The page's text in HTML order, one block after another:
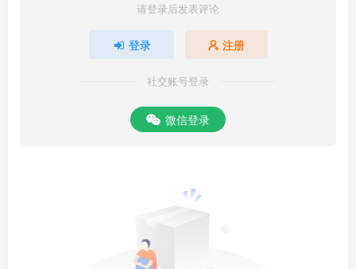
请登录后发表评论
登录 注册
社交账号登录
微信登录